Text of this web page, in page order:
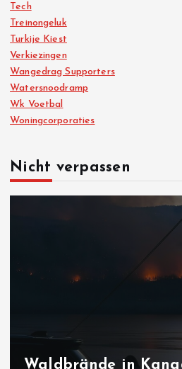
Tech
Treinongeluk
Turkije Kiest
Verkiezingen
Wangedrag Supporters
Watersnoodramp
Wk Voetbal
Woningcorporaties
Nicht verpassen
Waldbrände in